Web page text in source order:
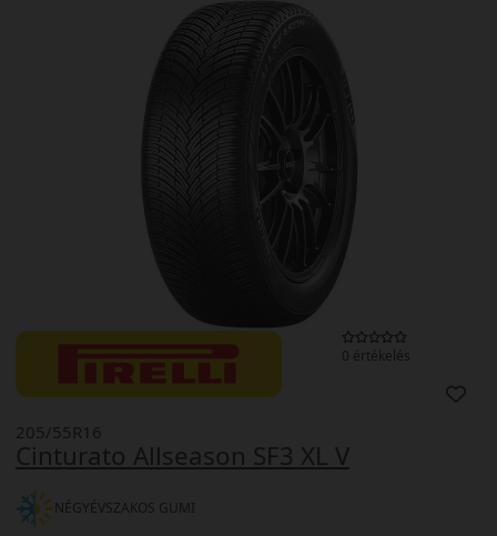
0 értékelés
Cinturato Allseason SF3 XL V
205/55R16
NÉGYÉVSZAKOS GUMI